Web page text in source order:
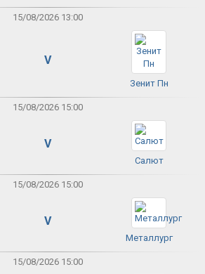
15/08/2026 13:00
V
Зенит Пн
15/08/2026 15:00
V
Салют
15/08/2026 15:00
V
Металлург
15/08/2026 15:00